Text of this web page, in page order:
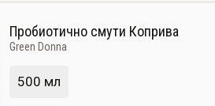
Пробиотично смути Коприва
Green Donna
500 мл